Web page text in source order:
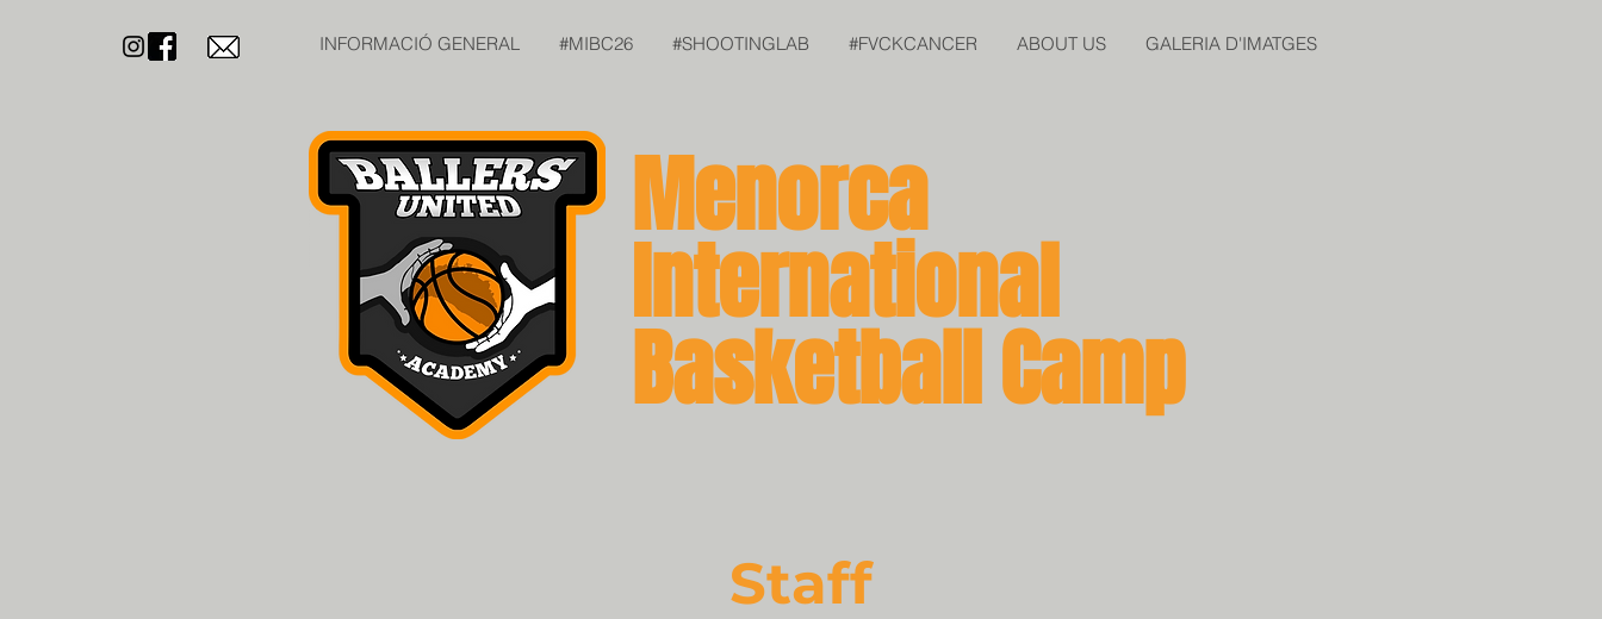
INFORMACIÓ GENERAL #MIBC26 #SHOOTINGLAB #FVCKCANCER ABOUT US GALERIA D'IMATGES
Menorca
International
Basketball Camp
Staff